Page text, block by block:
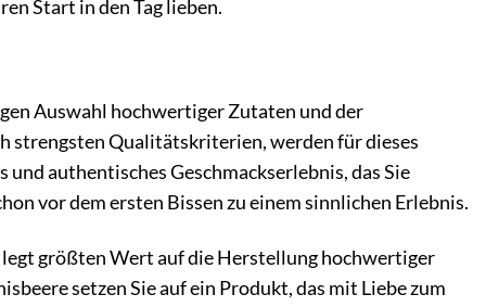
Start in den Tag lieben.
Auswahl hochwertiger Zutaten und der
strengsten Qualitätskriterien, werden für dieses
authentisches Geschmackserlebnis, das Sie
vor dem ersten Bissen zu einem sinnlichen Erlebnis.
größten Wert auf die Herstellung hochwertiger
setzen Sie auf ein Produkt, das mit Liebe zum